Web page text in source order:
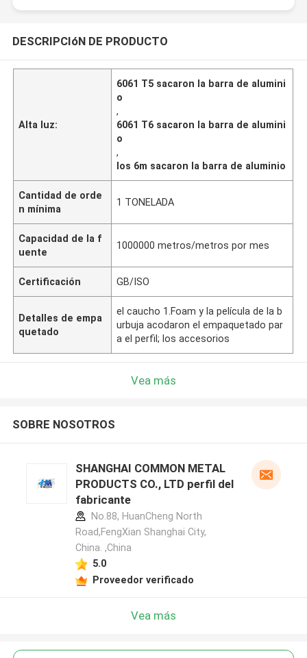
DESCRIPCIóN DE PRODUCTO
Alta luz:
6061 T5 sacaron la barra de alumini
o
,
6061 T6 sacaron la barra de alumini
o
,
los 6m sacaron la barra de aluminio
Cantidad de orde
n mínima
1 TONELADA
Capacidad de la f
uente
1000000 metros/metros por mes
Certificación GB/ISO
Detalles de empa
quetado
el caucho 1.Foam y la película de la b
urbuja acodaron el empaquetado par
a el perfil; los accesorios
Vea más
SOBRE NOSOTROS
SHANGHAI COMMON METAL
PRODUCTS CO., LTD perfil del
fabricante
No.88, HuanCheng North
Road,FengXian Shanghai City,
China. ,China
5.0
Proveedor verificado
Vea más